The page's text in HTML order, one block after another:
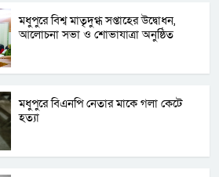
মধুপুরে বিশ্ব মাতৃদুগ্ধ সপ্তাহের উদ্বোধন,
আলোচনা সভা ও শোভাযাত্রা অনুষ্ঠিত
মধুপুরে বিএনপি নেতার মাকে গলা কেটে
হত্যা